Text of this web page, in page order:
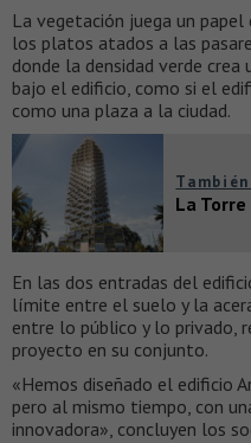
La vegetación juega un
los platos atados a las
donde la densidad verde
bajo el edificio, como si el
como una plaza a la ciudad.
La
En las dos entradas del
límite entre el suelo y la
entre lo público y lo privado,
proyecto en su conjunto.
«Hemos diseñado el edificio
pero al mismo tiempo, con
innovadora», concluyen los